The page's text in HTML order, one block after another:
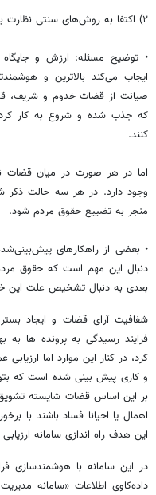
۲) اکتفا به روش‌های سنتی نظارت بر قضات
• توضیح مسئله: ارزش و
ایجاب می‌کند بالاترین و
صیانت از قضات خدوم و شریف،
که جذب شده و شروع به کار
کنند.
اما در هر صورت در میان قضات
وجود دارد. در هر سه حالت ذکر
منجر به تضییع حقوق مردم شود.
• بعضی از راهکارهای
دنبال این مهم است که حقوق
بعدی به دنبال تشخیص علت این
شفافیت آرای قضات و ایجاد
فرایند رسیدگی به پرونده ها
کرد، در کنار این موارد اما
و کاری پیش بینی شده است که
بر این اساس قضات شایسته تشویق
اهمال یا احیانا فساد باشند با
این هدف راه اندازی سامانه
در این سامانه با هوشمندسازی
داده‌کاوی اطلاعات «سامانه